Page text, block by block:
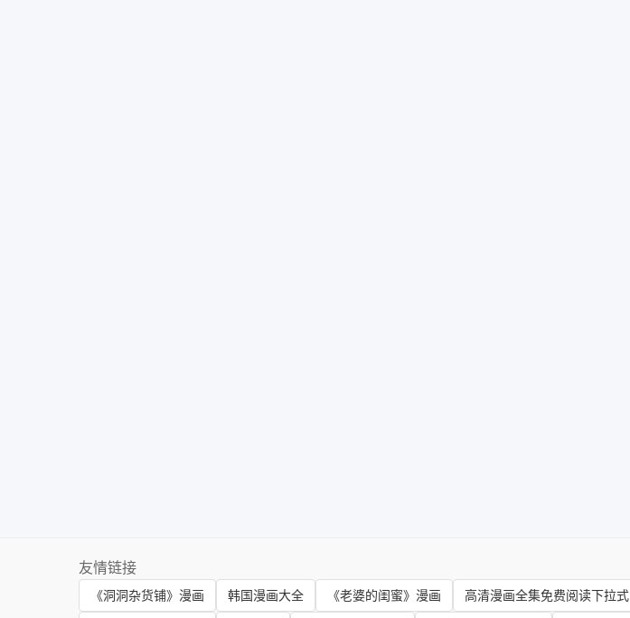
友情链接
《洞洞杂货铺》漫画 韩国漫画大全 《老婆的闺蜜》漫画 高清漫画全集免费阅读下拉式